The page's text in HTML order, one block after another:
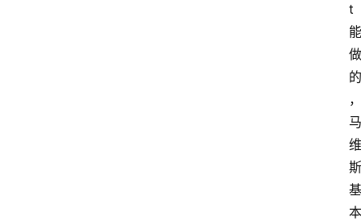
t
能
做
的
，
马
维
斯
基
本